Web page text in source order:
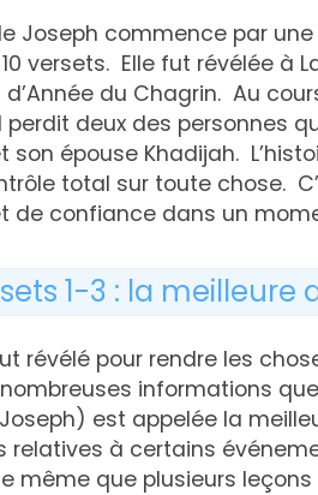
Joseph commence par
versets. Elle fut révélée à
du Chagrin. Au
deux des personnes
son épouse Khadijah.
total sur toute chose.
de confiance dans un
1-3 : la meilleure
révélé pour rendre les
informations
est appelée la
relatives à certains
même que plusieurs leçons